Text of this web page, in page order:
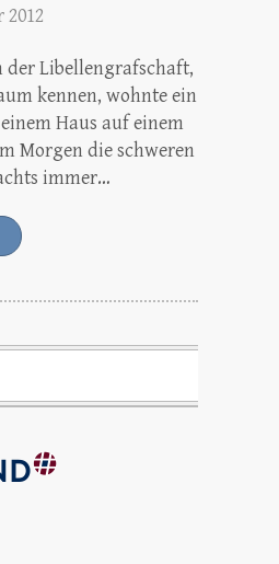
2012
der Libellengrafschaft,
kennen, wohnte ein
Haus auf einem
Morgen die schweren
immer…